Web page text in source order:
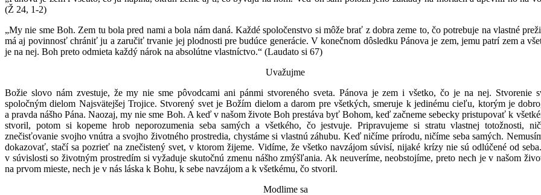
(Ž 24, 1-2)
„My nie sme Boh. Zem tu bola pred nami a bola nám daná. Každé spoločenstvo si môže brať z dobra zeme to, čo potrebuje na vlastné
má aj povinnosť chrániť ju a zaručiť trvanie jej plodnosti pre budúce generácie. V konečnom dôsledku Pánova je zem, jemu patrí zem a
je na nej. Boh preto odmieta každý nárok na absolútne vlastníctvo.“ (Laudato si 67)
Uvažujme
Božie slovo nám zvestuje, že my nie sme pôvodcami ani pánmi stvoreného sveta. Pánova je zem i všetko, čo je na nej. Stvorenie
spoločným dielom Najsvätejšej Trojice. Stvorený svet je Božím dielom a darom pre všetkých, smeruje k jedinému cieľu, ktorým je
a pravda nášho Pána. Naozaj, my nie sme Boh. A keď v našom živote Boh prestáva byť Bohom, keď začneme sebecky pristupovať k
stvoril, potom si kopeme hrob neporozumenia seba samých a všetkého, čo jestvuje. Pripravujeme si stratu vlastnej totožnosti,
znečisťovanie svojho vnútra a svojho životného prostredia, chystáme si vlastnú záhubu. Keď ničíme prírodu, ničíme seba samých.
dokazovať, stačí sa pozrieť na znečistený svet, v ktorom žijeme. Vidíme, že všetko navzájom súvisí, nijaké krízy nie sú odlúčené od
v súvislosti so životným prostredím si vyžaduje skutočnú zmenu nášho zmýšľania. Ak neuveríme, neobstojíme, preto nech je v našom
na prvom mieste, nech je v nás láska k Bohu, k sebe navzájom a k všetkému, čo stvoril.
Modlime sa